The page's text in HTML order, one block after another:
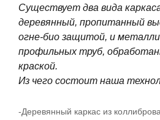
Существует два вида
деревянный, пропитанный
огне-био защитой, и
профильных труб,
краской.
Из чего состоит наша
-Деревянный каркас из